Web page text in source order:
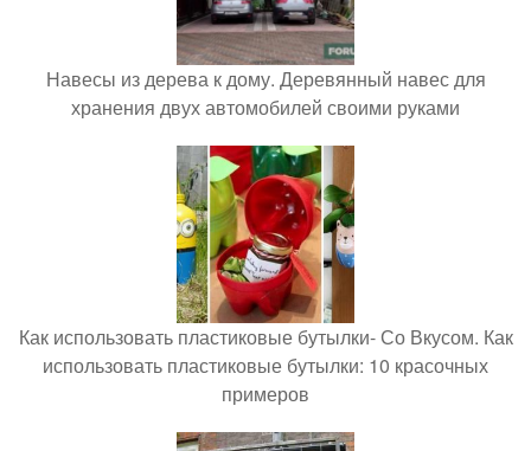
Навесы из дерева к дому. Деревянный навес для
хранения двух автомобилей своими руками
Как использовать пластиковые бутылки- Со Вкусом. Как
использовать пластиковые бутылки: 10 красочных
примеров